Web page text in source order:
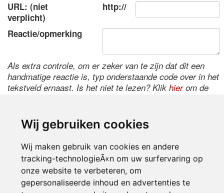
Wij gebruiken cookies
Wij maken gebruik van cookies en andere
tracking-technologieÃ«n om uw surfervaring op
onze website te verbeteren, om
gepersonaliseerde inhoud en advertenties te
URL: (niet
verplicht)
http://
Reactie/opmerking
Als extra controle, om er zeker van te zijn dat dit een
handmatige reactie is, typ onderstaande code over in het
tekstveld ernaast. Is het niet te lezen? Klik hierom de